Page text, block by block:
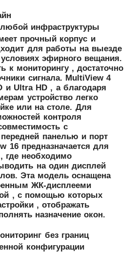
инфраструктуры
прочный корпус и
для работы на выезде
эфирного вещания.
к мониторингу , достаточно
сигнала. MultiView 4
и Ultra HD , а благодаря
устройство легко
или на столе. Для
контроля
с
панелью и порт
16 предназначается для
где необходимо
на один дисплей
Эта модель оснащена
ЖК-дисплееми
, с помощью которых
, отображать
назначение окон.
без границ
конфигурации